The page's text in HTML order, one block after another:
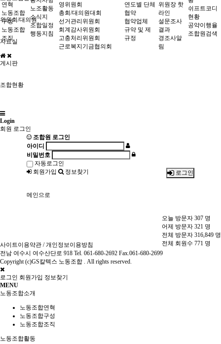
위원회/대의원
자료실
게시판
조합현황
연혁
노동조합
구성
노동조합
조직
노조활동
소식지
조합일정
행동지침
영위원회
총회/대의원대회
선거관리위원회
회계감사위원회
고충처리위원회
근로복지기금협의회
연도별 단체
협약
협약업체
규약 및 제
규정
위원장 핫
라인
설문조사
결과
경조사알
림
쉬프트코디
현황
공약이행율
조합원검색
Login
회원 로그인
조합원 로그인
아이디
비밀번호
자동로그인
로그인
회원가입 정보찾기
메인으로
오늘 방문자 307 명
어제 방문자 321 명
전체 방문자 316,849 명
전체 회원수 771 명
사이트이용약관 /개인정보이용방침
전남 여수시 여수산단로 918 Tel. 061-680-2692 Fax.061-680-2699
Copyright (c)GS칼텍스 노동조합 . All rights reserved.
로그인 회원가입 정보찾기
MENU
노동조합소개
노동조합연혁
노동조합구성
노동조합조직
노동조합활동